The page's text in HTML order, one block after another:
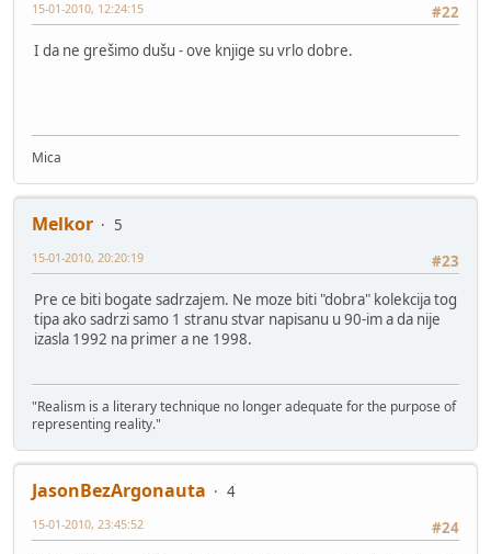
#22
15-01-2010, 12:24:15
I da ne grešimo dušu - ove knjige su vrlo dobre.
Mica
Melkor
5
#23
15-01-2010, 20:20:19
Pre ce biti bogate sadrzajem. Ne moze biti "dobra" kolekcija tog
tipa ako sadrzi samo 1 stranu stvar napisanu u 90-im a da nije
izasla 1992 na primer a ne 1998.
"Realism is a literary technique no longer adequate for the purpose of
representing reality."
JasonBezArgonauta
4
#24
15-01-2010, 23:45:52